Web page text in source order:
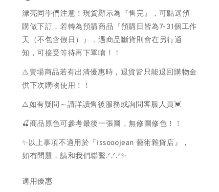
漂亮同學們注意！現貨顯示為『售完』，可點選預
購做下訂，若轉為預購商品『預購日皆為7-31個工作
天（不包含假日）』，遇商品斷貨則會在另行通
知，可接受等待再下單唷！！
⚠️賣場商品若有出清優惠時，退貨皆只能退回購物金
供下次購物使用！！
⚠️如有疑問～請詳讀售後服務或詢問客服人員💓
🍒商品原色可參考最後一張圖，無修圖修色！！
✨以上事項不適用於『issooojean 藝術雜貨店』，
如有問題，請和我們聯繫.ᐟ.ᐟ.ᐟ✨
適用優惠